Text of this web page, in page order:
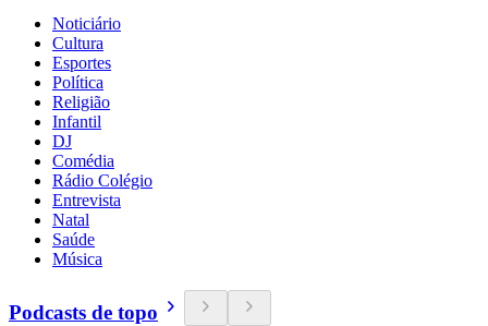
Noticiário
Cultura
Esportes
Política
Religião
Infantil
DJ
Comédia
Rádio Colégio
Entrevista
Natal
Saúde
Música
Podcasts de topo